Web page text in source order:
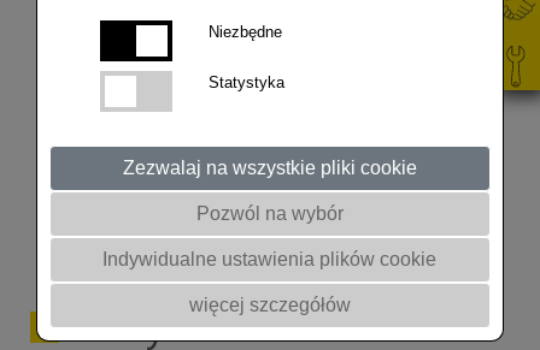
Niezbędne
Statystyka
Zezwalaj na wszystkie pliki cookie
Pozwól na wybór
Indywidualne ustawienia plików cookie
więcej szczegółów
Doświadczenia nawozowe na platformie RAPOOL
XPERIENCE w Godurowie
Filmy